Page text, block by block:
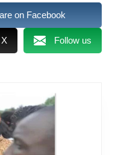
on Facebook
Follow us